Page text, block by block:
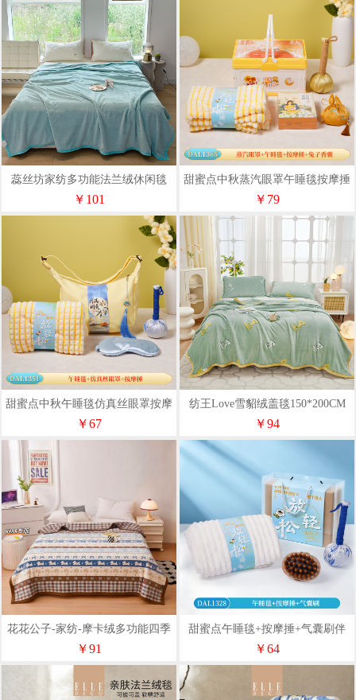
蕊丝坊家纺多功能法兰绒休闲毯
150*200cm
￥101
甜蜜点中秋蒸汽眼罩午睡毯按摩捶
香囊礼品套装DAL1365
￥79
甜蜜点中秋午睡毯仿真丝眼罩按摩
捶伴手礼套装DAL1351
￥67
纺王Love雪貂绒盖毯150*200CM
￥94
花花公子-家纺-摩卡绒多功能四季
毛毯PB-XC201368
￥91
甜蜜点午睡毯+按摩捶+气囊刷伴
手礼套装DAL1328
￥64